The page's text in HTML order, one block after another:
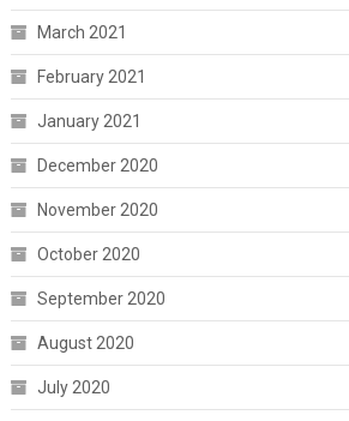
March 2021
February 2021
January 2021
December 2020
November 2020
October 2020
September 2020
August 2020
July 2020